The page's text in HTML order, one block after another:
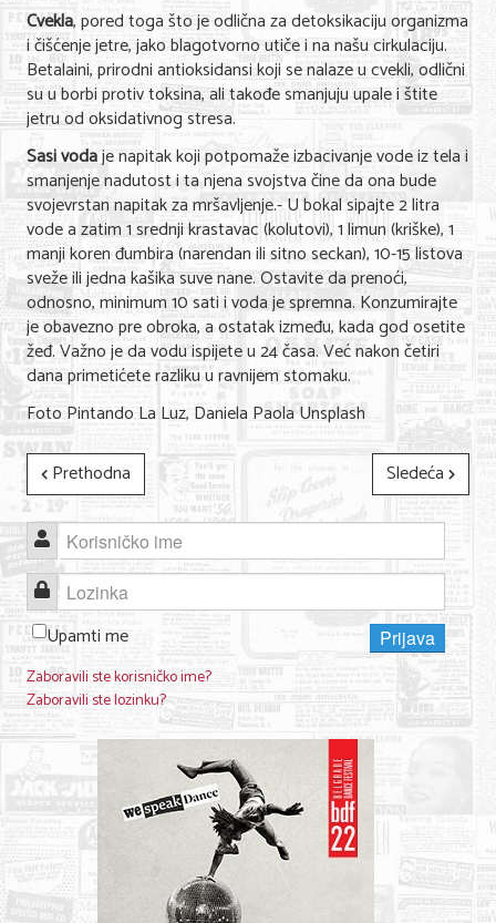
Cvekla, pored toga što je odlična za detoksikaciju organizma
i čišćenje jetre, jako blagotvorno utiče i na našu cirkulaciju.
Betalaini, prirodni antioksidansi koji se nalaze u cvekli, odlični
su u borbi protiv toksina, ali takođe smanjuju upale i štite
jetru od oksidativnog stresa.
Sasi vodaje napitak koji potpomaže izbacivanje vode iz tela i
smanjenje nadutost i ta njena svojstva čine da ona bude
svojevrstan napitak za mršavljenje.- U bokal sipajte 2 litra
vode a zatim 1 srednji krastavac (kolutovi), 1 limun (kriške), 1
manji koren đumbira (narendan ili sitno seckan), 10-15 listova
sveže ili jedna kašika suve nane. Ostavite da prenoći,
odnosno, minimum 10 sati i voda je spremna. Konzumirajte
je obavezno pre obroka, a ostatak između, kada god osetite
žeđ. Važno je da vodu ispijete u 24 časa. Već nakon četiri
dana primetićete razliku u ravnijem stomaku.
Foto Pintando La Luz, Daniela Paola Unsplash
Prethodna
Sledeća
Korisničko ime
Lozinka
Upamti me
Prijava
Zaboravili ste korisničko ime?
Zaboravili ste lozinku?